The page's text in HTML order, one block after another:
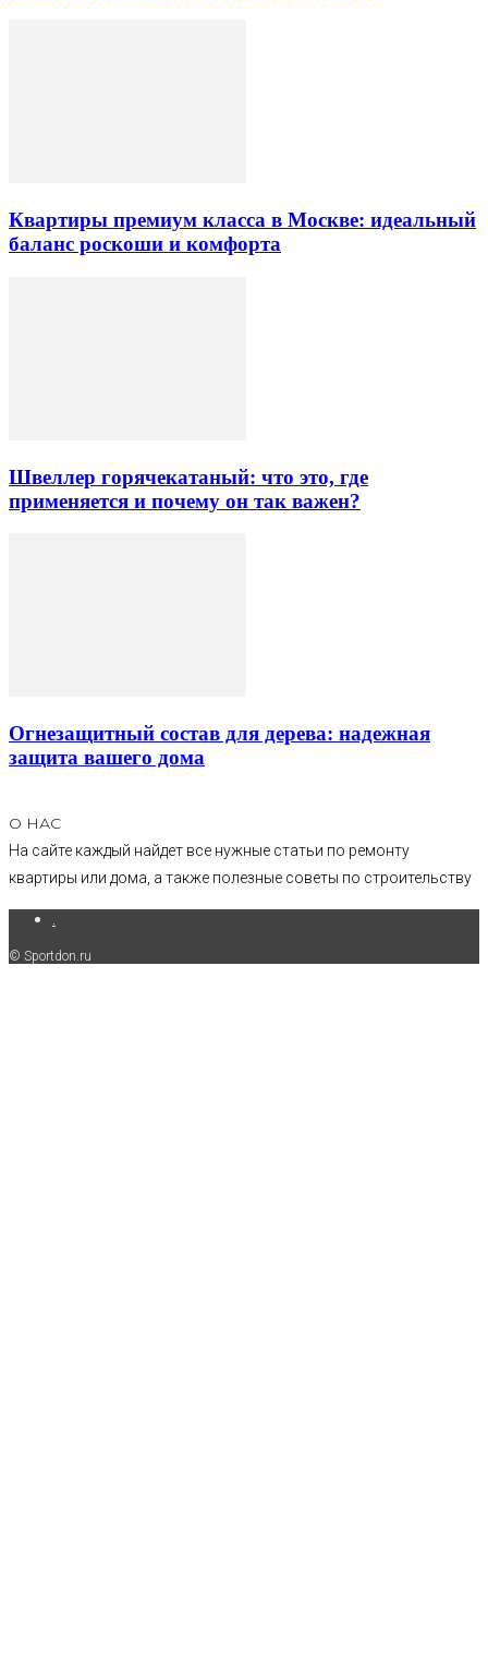
Квартиры премиум класса в Москве: идеальный
баланс роскоши и комфорта
Швеллер горячекатаный: что это, где
применяется и почему он так важен?
Огнезащитный состав для дерева: надежная
защита вашего дома
О НАС
На сайте каждый найдет все нужные статьи по ремонту
квартиры или дома, а также полезные советы по строительству
© Sportdon.ru